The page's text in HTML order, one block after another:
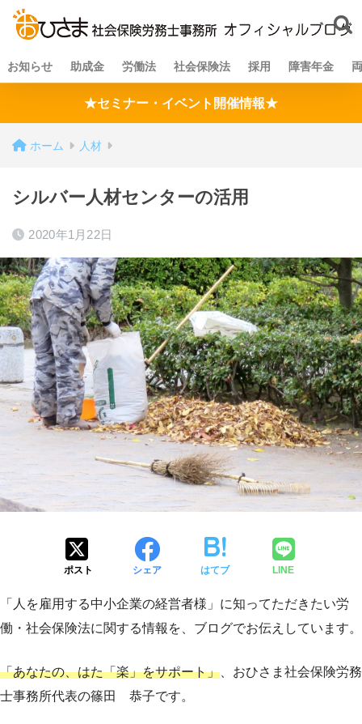
お知らせ 助成金 労働法 社会保険法 採用 障害年金
★セミナー・イベント開催情報★
ホーム 人材
シルバー人材センターの活用
2020年1月22日
ポスト シェア はてブ LINE
「人を雇用する中小企業の経営者様」に知ってただきたい労
働・社会保険法に関する情報を、ブログでお伝えしています。
「あなたの、はた「楽」をサポート」 、おひさま社会保険労務
士事務所代表の篠田 恭子です。